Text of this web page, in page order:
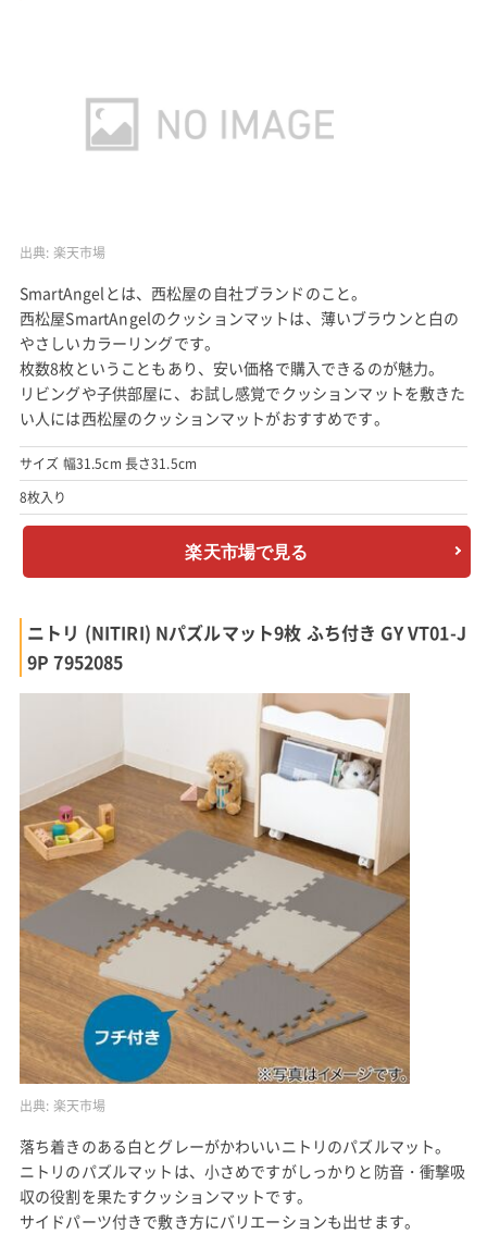
出典: 楽天市場
SmartAngelとは、西松屋の自社ブランドのこと。
西松屋SmartAngelのクッションマットは、薄いブラウンと白の
やさしいカラーリングです。
枚数8枚ということもあり、安い価格で購入できるのが魅力。
リビングや子供部屋に、お試し感覚でクッションマットを敷きた
い人には西松屋のクッションマットがおすすめです。
サイズ 幅31.5cm 長さ31.5cm
8枚入り
楽天市場で見る
ニトリ (NITIRI) Nパズルマット9枚 ふち付き GY VT01-J
9P 7952085
出典: 楽天市場
落ち着きのある白とグレーがかわいいニトリのパズルマット。
ニトリのパズルマットは、小さめですがしっかりと防音・衝撃吸
収の役割を果たすクッションマットです。
サイドパーツ付きで敷き方にバリエーションも出せます。